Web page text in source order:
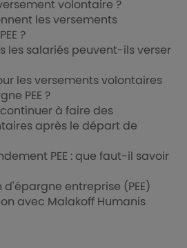
volontaire ?
les versements
?
les salariés peuvent-ils verser
les versements volontaires
PEE ?
à faire des
après le départ de
PEE : que faut-il savoir
entreprise (PEE)
avec Malakoff Humanis